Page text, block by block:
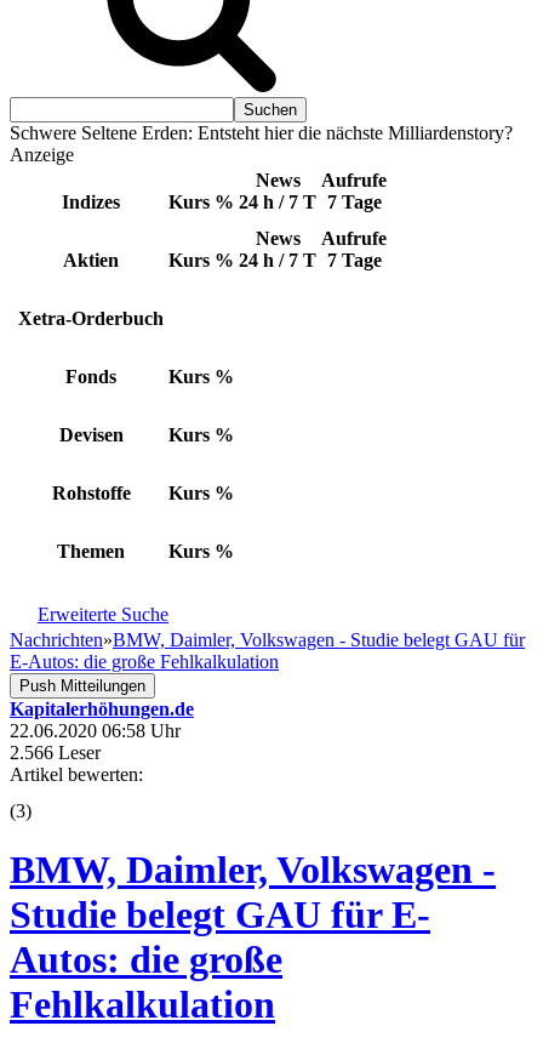
Schwere Seltene Erden: Entsteht hier die nächste Milliardenstory?
Anzeige
Indizes Kurs %
News
24 h / 7 T
Aufrufe
7 Tage
Aktien Kurs %
News
24 h / 7 T
Aufrufe
7 Tage
Xetra-Orderbuch
Fonds Kurs %
Devisen Kurs %
Rohstoffe Kurs %
Themen Kurs %
Erweiterte Suche
Nachrichten»BMW, Daimler, Volkswagen - Studie belegt GAU für
E-Autos: die große Fehlkalkulation
Push Mitteilungen
Kapitalerhöhungen.de
22.06.2020 06:58 Uhr
2.566 Leser
Artikel bewerten:
(3)
BMW, Daimler, Volkswagen -
Studie belegt GAU für E-
Autos: die große
Fehlkalkulation